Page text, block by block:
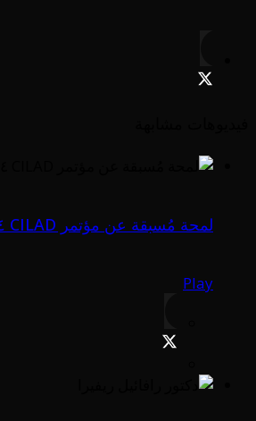
لمحة مُسبقة عن مؤتمر CILAD ٢٠٢٤ – الجزء الثالث
Play